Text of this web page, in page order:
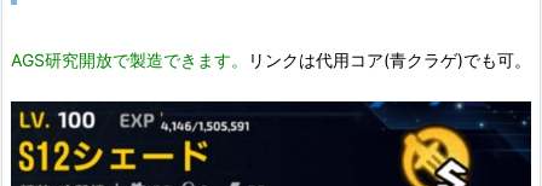
AGS研究開放で製造できます。 リンクは代用コア(青クラゲ)でも可。